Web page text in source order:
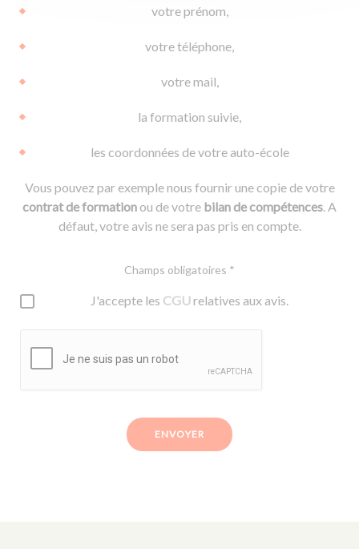
votre prénom,
votre téléphone,
votre mail,
la formation suivie,
les coordonnées de votre auto-école
Vous pouvez par exemple nous fournir une copie de votre
contrat de formationou de votre bilan de compétences. A
défaut, votre avis ne sera pas pris en compte.
Champs obligatoires *
J'accepte les CGUrelatives aux avis.
ENVOYER